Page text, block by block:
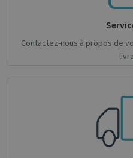
Contactez-nous à propos de
CookieScriptConsent